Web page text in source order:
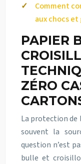
Comment
aux chocs
PAPIER
ZÉRO
La protection de
souvent la
question n’est
bulle et